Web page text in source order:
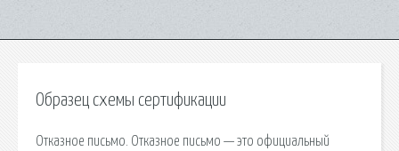
Образец схемы сертификации
Отказное письмо. Отказное письмо — это официальный